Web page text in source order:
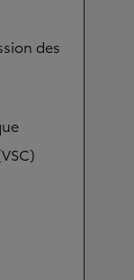
des